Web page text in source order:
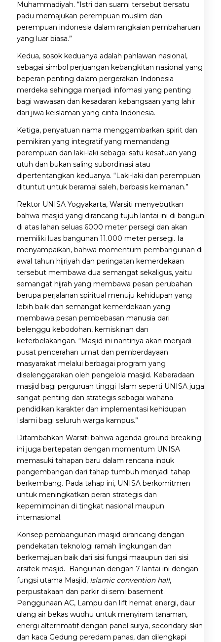
Muhammadiyah. “Istri dan suami tersebut bersatu
padu memajukan perempuan muslim dan
perempuan indonesia dalam rangkaian pembaharuan
yang luar biasa.”
Kedua, sosok keduanya adalah pahlawan nasional,
sebagai simbol perjuangan kebangkitan nasional yang
beperan penting dalam pergerakan Indonesia
merdeka sehingga menjadi infomasi yang penting
bagi wawasan dan kesadaran kebangsaan yang lahir
dari jiwa keislaman yang cinta Indonesia.
Ketiga, penyatuan nama menggambarkan spirit dan
pemikiran yang integratif yang memandang
perempuan dan laki-laki sebagai satu kesatuan yang
utuh dan bukan saling subordinasi atau
dipertentangkan keduanya. “Laki-laki dan perempuan
dituntut untuk beramal saleh, berbasis keimanan.”
Rektor UNISA Yogyakarta, Warsiti menyebutkan
bahwa masjid yang dirancang tujuh lantai ini di bangun
di atas lahan seluas 6000 meter persegi dan akan
memiliki luas bangunan 11.000 meter persegi. Ia
menyampaikan, bahwa momentum pembangunan di
awal tahun hijriyah dan peringatan kemerdekaan
tersebut membawa dua semangat sekaligus, yaitu
semangat hijrah yang membawa pesan perubahan
berupa perjalanan spiritual menuju kehidupan yang
lebih baik dan semangat kemerdekaan yang
membawa pesan pembebasan manusia dari
belenggu kebodohan, kemiskinan dan
keterbelakangan. “Masjid ini nantinya akan menjadi
pusat pencerahan umat dan pemberdayaan
masyarakat melalui berbagai program yang
diselenggarakan oleh pengelola masjid. Keberadaan
masjid bagi perguruan tinggi Islam seperti UNISA juga
sangat penting dan strategis sebagai wahana
pendidikan karakter dan implementasi kehidupan
Islami bagi seluruh warga kampus.”
Ditambahkan Warsiti bahwa agenda ground-breaking
ini juga bertepatan dengan momentum UNISA
memasuki tahapan baru dalam rencana induk
pengembangan dari tahap tumbuh menjadi tahap
berkembang. Pada tahap ini, UNISA berkomitmen
untuk meningkatkan peran strategis dan
kepemimpinan di tingkat nasional maupun
internasional.
Konsep pembangunan masjid dirancang dengan
pendekatan teknologi ramah lingkungan dan
berkemajuan baik dari sisi fungsi maaupun dari sisi
arsitek masjid. Bangunan dengan 7 lantai ini dengan
fungsi utama Masjid, Islamic convention hall,
perpustakaan dan parkir di semi basement.
Penggunaan AC, Lampu dan lift hemat energi, daur
ulang air bekas wudhu untuk menyiram tanaman,
energi alternmatif dengan panel surya, secondary skin
dan kaca Gedung peredam panas, dan dilengkapi